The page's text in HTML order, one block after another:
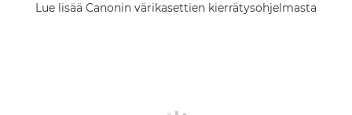
Lue lisää Canonin värikasettien kierrätysohjelmasta